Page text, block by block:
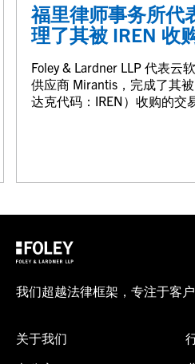
福里律师事务所代
理了其被 IREN 收
Foley & Lardner LLP 代表云
供应商 Mirantis，完成了其
达克代码：IREN）收购的交
我们超越法律框架，专注于客户
关于我们